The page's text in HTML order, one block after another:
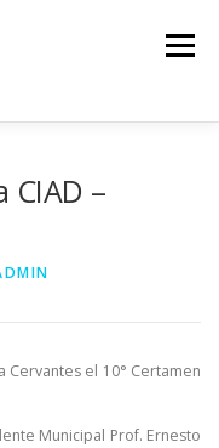
Menú
CIAD –
Cervantes el 10° Certamen
Municipal Prof. Ernesto